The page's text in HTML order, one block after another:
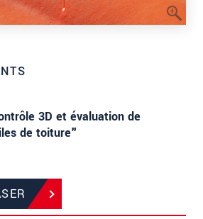
3D et évaluation de
de toiture"